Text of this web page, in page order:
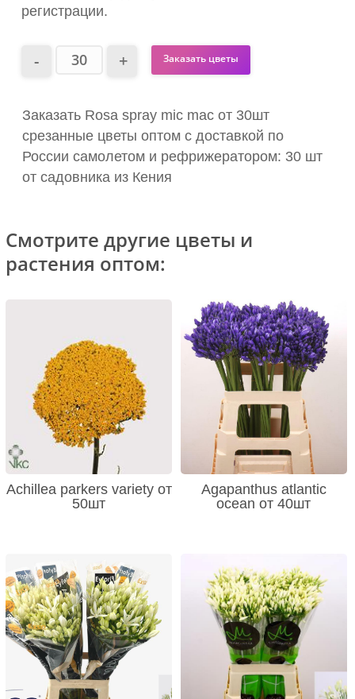
регистрации.
Заказать цветы
Заказать Rosa spray mic mac от 30шт
срезанные цветы оптом с доставкой по
России самолетом и рефрижератором: 30 шт
от садовника из Кения
Смотрите другие цветы и
растения оптом:
Achillea parkers variety от
50шт
Agapanthus atlantic
ocean от 40шт